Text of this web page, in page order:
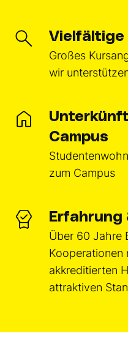
Vielfältige
Großes
wir
Campus
zum Campus
Erfahrung
Über 60 Jahre
Kooperationen
akkreditierten
attraktiven